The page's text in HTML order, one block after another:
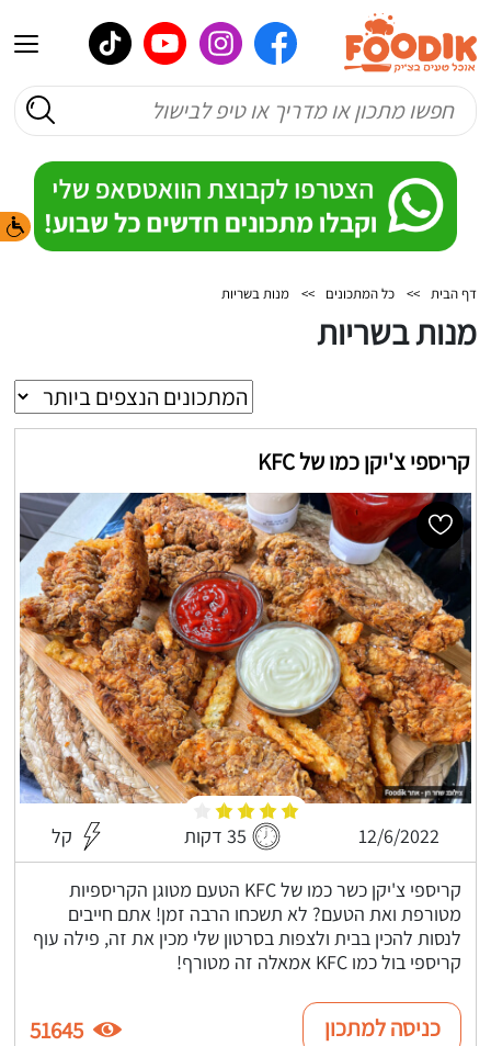
דף הבית >> כל המתכונים >> מנות בשריות
מנות בשריות
קריספי צ'יקן כמו של KFC
12/6/2022 35 דקות קל
קריספי צ'יקן כשר כמו של KFC הטעם מטוגן הקריספיות
מטורפת ואת הטעם? לא תשכחו הרבה זמן! אתם חייבים
לנסות להכין בבית ולצפות בסרטון שלי מכין את זה, פילה עוף
קריספי בול כמו KFC אמאלה זה מטורף!
כניסה למתכון 51645